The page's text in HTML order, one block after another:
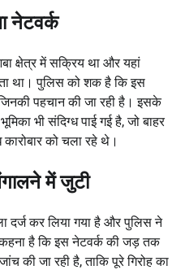
नेटवर्क
क्षेत्र में सक्रिय था और यहां
था। पुलिस को शक है कि इस
पहचान की जा रही है। इसके
भी संदिग्ध पाई गई है, जो बाहर
को चला रहे थे।
में जुटी
दर्ज कर लिया गया है और पुलिस ने
है कि इस नेटवर्क की जड़ तक
की जा रही है, ताकि पूरे गिरोह का